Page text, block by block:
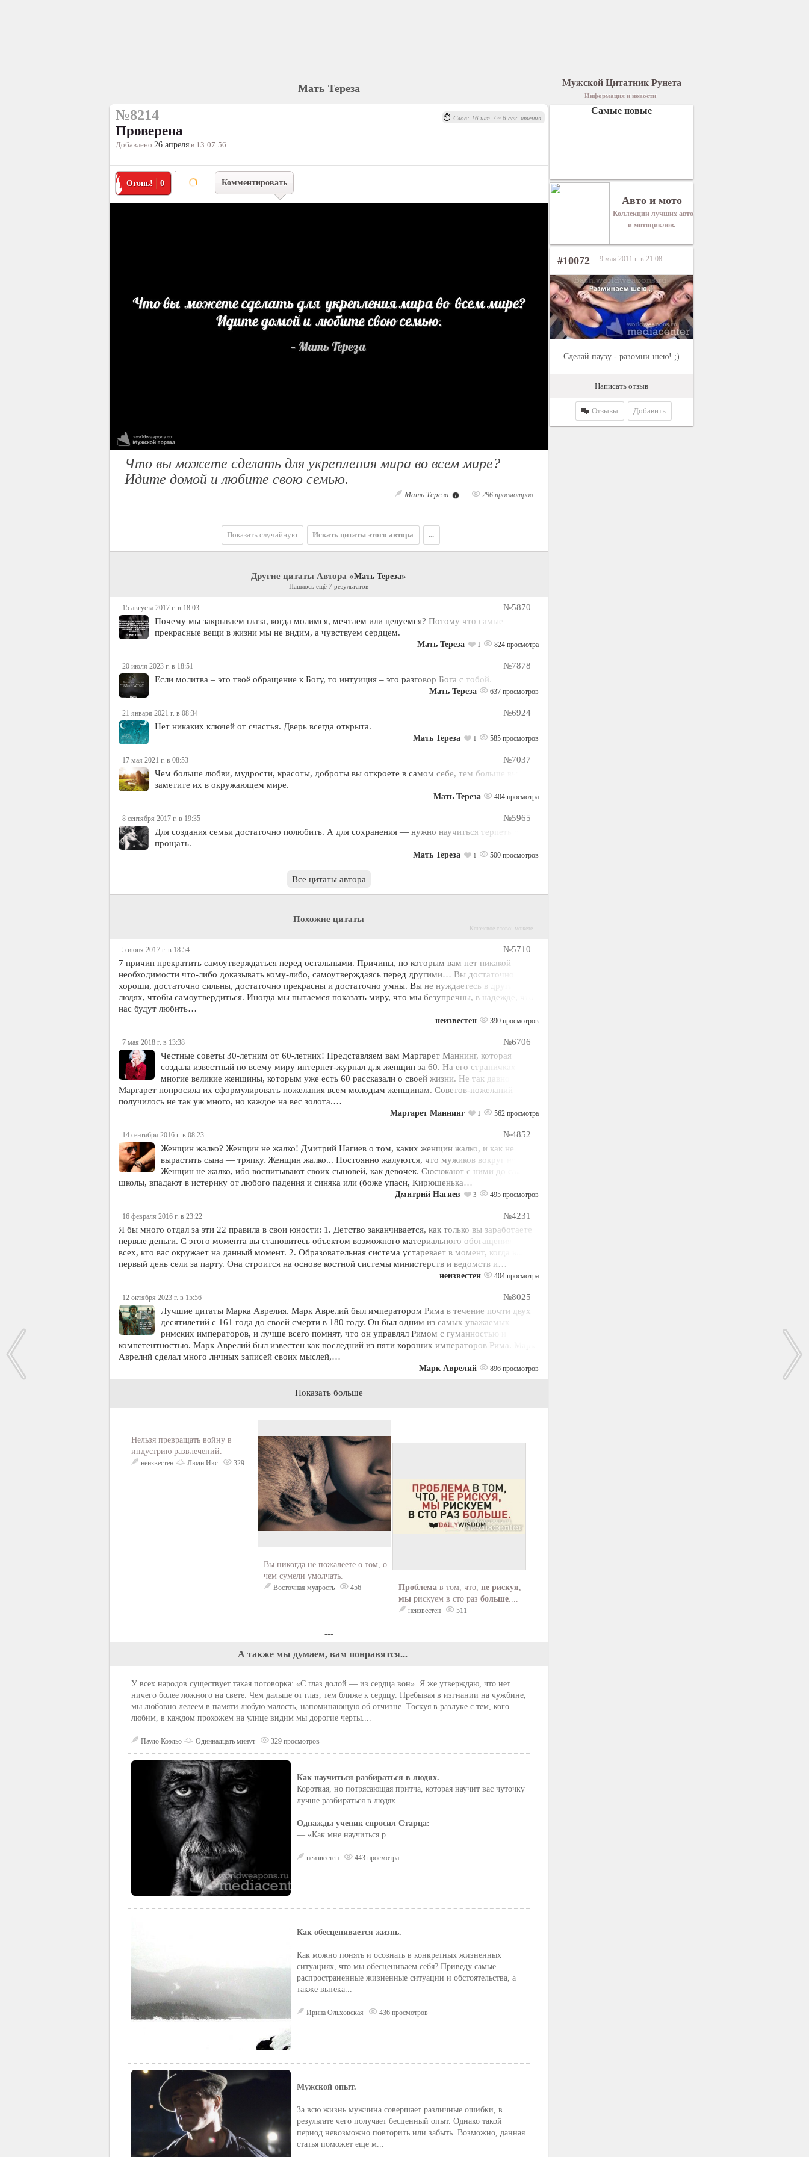
Мать Тереза
№8214
Проверена
Добавлено 26 апреля в 13:07:56
Огонь! 0 Комментировать
Что вы можете сделать для укрепления мира во всем мире?
Идите домой и любите свою семью.
Мать Тереза 296 просмотров
Слов: 16 шт. / ~ 6 сек. чтения
Показать случайную Искать цитаты этого автора ...
Другие цитаты Автора «Мать Тереза»
Нашлось ещё 7 результатов
15 августа 2017 г. в 18:03
№5870
Почему мы закрываем глаза, когда молимся, мечтаем или целуемся? Потому что самые
прекрасные вещи в жизни мы не видим, а чувствуем сердцем.
Мать Тереза 1 824 просмотра
20 июля 2023 г. в 18:51
№7878
Если молитва – это твоё обращение к Богу, то интуиция – это разговор Бога с тобой.
Мать Тереза 637 просмотров
21 января 2021 г. в 08:34
№6924
Нет никаких ключей от счастья. Дверь всегда открыта.
Мать Тереза 1 585 просмотров
17 мая 2021 г. в 08:53
№7037
Чем больше любви, мудрости, красоты, доброты вы откроете в самом себе, тем больше вы
заметите их в окружающем мире.
Мать Тереза 404 просмотра
8 сентября 2017 г. в 19:35
№5965
Для создания семьи достаточно полюбить. А для сохранения — нужно научиться терпеть и
прощать.
Мать Тереза 1 500 просмотров
Все цитаты автора
Похожие цитаты
Ключевое слово: можете
5 июня 2017 г. в 18:54
№5710
7 причин прекратить самоутверждаться перед остальными. Причины, по которым вам нет никакой
необходимости что-либо доказывать кому-либо, самоутверждаясь перед другими… Вы достаточно
хороши, достаточно сильны, достаточно прекрасны и достаточно умны. Вы не нуждаетесь в других
людях, чтобы самоутвердиться. Иногда мы пытаемся показать миру, что мы безупречны, в надежде, что
нас будут любить…
неизвестен 390 просмотров
7 мая 2018 г. в 13:38
№6706
Честные советы 30-летним от 60-летних! Представляем вам Маргарет Маннинг, которая
создала известный по всему миру интернет-журнал для женщин за 60. На его страничках
многие великие женщины, которым уже есть 60 рассказали о своей жизни. Не так давно
Маргарет попросила их сформулировать пожелания всем молодым женщинам. Советов-пожеланий
получилось не так уж много, но каждое на вес золота.…
Маргарет Маннинг 1 562 просмотра
14 сентября 2016 г. в 08:23
№4852
Женщин жалко? Женщин не жалко! Дмитрий Нагиев о том, каких женщин жалко, и как не
вырастить сына — тряпку. Женщин жалко... Постоянно жалуются, что мужиков вокруг нет.
Женщин не жалко, ибо воспитывают своих сыновей, как девочек. Сюсюкают с ними до самой
школы, впадают в истерику от любого падения и синяка или (боже упаси, Кирюшенька…
Дмитрий Нагиев 3 495 просмотров
16 февраля 2016 г. в 23:22
№4231
Я бы много отдал за эти 22 правила в свои юности: 1. Детство заканчивается, как только вы заработаете
первые деньги. С этого момента вы становитесь объектом возможного материального обогащения для
всех, кто вас окружает на данный момент. 2. Образовательная система устаревает в момент, когда вы в
первый день сели за парту. Она строится на основе костной системы министерств и ведомств и…
неизвестен 404 просмотра
12 октября 2023 г. в 15:56
№8025
Лучшие цитаты Марка Аврелия. Марк Аврелий был императором Рима в течение почти двух
десятилетий с 161 года до своей смерти в 180 году. Он был одним из самых уважаемых
римских императоров, и лучше всего помнят, что он управлял Римом с гуманностью и
компетентностью. Марк Аврелий был известен как последний из пяти хороших императоров Рима. Марк
Аврелий сделал много личных записей своих мыслей,…
Марк Аврелий 896 просмотров
Показать больше
Нельзя превращать войну в
индустрию развлечений.
неизвестен Люди Икс 329
Вы никогда не пожалеете о том, о
чем сумели умолчать.
Восточная мудрость 456 Проблема в том, что, не рискуя
мы рискуем в сто раз больше
неизвестен 511
---
А также мы думаем, вам понравятся...
У всех народов существует такая поговорка: «С глаз долой — из сердца вон». Я же утверждаю, что нет
ничего более ложного на свете. Чем дальше от глаз, тем ближе к сердцу. Пребывая в изгнании на чужбине,
мы любовно лелеем в памяти любую малость, напоминающую об отчизне. Тоскуя в разлуке с тем, кого
любим, в каждом прохожем на улице видим мы дорогие черты....
Пауло Коэльо Одиннадцать минут 329 просмотров
Как научиться разбираться в людях.
Короткая, но потрясающая притча, которая научит вас чуточку
лучше разбираться в людях.
Однажды ученик спросил Старца:
— «Как мне научиться р...
неизвестен 443 просмотра
Как обесценивается жизнь.
Как можно понять и осознать в конкретных жизненных
ситуациях, что мы обесцениваем себя? Приведу самые
распространенные жизненные ситуации и обстоятельства, а
также вытека...
Ирина Ольховская 436 просмотров
Мужской опыт.
За всю жизнь мужчина совершает различные ошибки, в
результате чего получает бесценный опыт. Однако такой
период невозможно повторить или забыть. Возможно, данная
статья поможет еще м...
Мужской Цитатник Рунета
Информация и новости
Самые новые
Авто и мото
Коллекции лучших авто
и мотоциклов.
#10072 9 мая 2011 г. в 21:08
Сделай паузу - разомни шею! ;)
Написать отзыв
Отзывы Добавить